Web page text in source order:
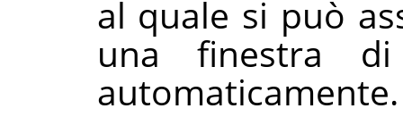
al quale si può
una finestra
automaticamente.